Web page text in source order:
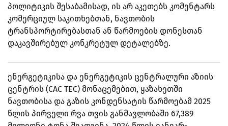
პოლიტიკის შესაბამისად, ის არ აკეთებს კომენტარს
კომერციულ საკითხებთან, ნავთობის
ტრანსპორტირებასთან ან წარმოების დონესთან
დაკავშირებულ კონკრეტულ დეტალებზე.
ენერგეტიკისა და ენერგეტიკის ცენტრალური აზიის
ცენტრის (CAC TEC) მონაცემებით, ყაზახეთში
ნავთობისა და გაზის კონდენსატის წარმოებამ 2025
წლის პირველი რვა თვის განმავლობაში 67,389